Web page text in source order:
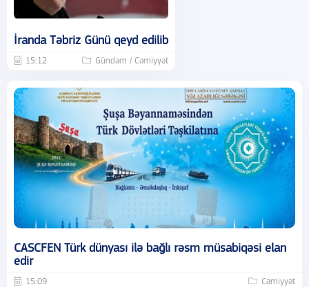
İranda Təbriz Günü qeyd edilib
15:12 Gündəm / Cəmiyyət
CASCFEN Türk dünyası ilə bağlı rəsm müsabiqəsi elan
edir
15:09 Cəmiyyət